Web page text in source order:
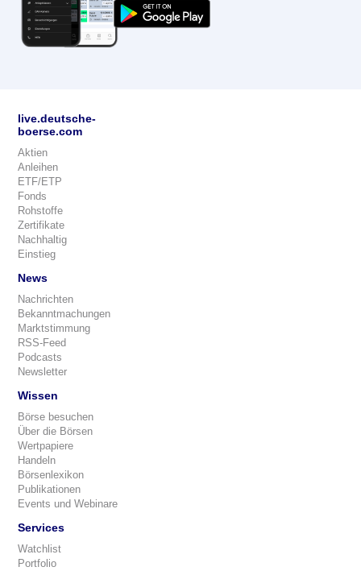
live.deutsche-
boerse.com
Aktien
Anleihen
ETF/ETP
Fonds
Rohstoffe
Zertifikate
Nachhaltig
Einstieg
News
Nachrichten
Bekanntmachungen
Marktstimmung
RSS-Feed
Podcasts
Newsletter
Wissen
Börse besuchen
Über die Börsen
Wertpapiere
Handeln
Börsenlexikon
Publikationen
Events und Webinare
Services
Watchlist
Portfolio